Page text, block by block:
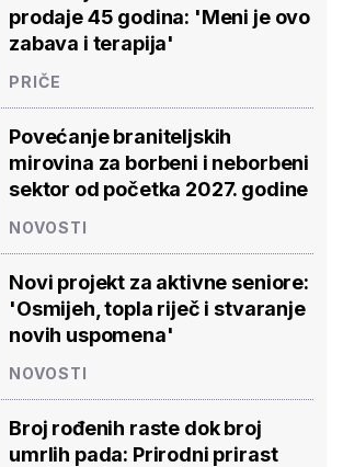
prodaje 45 godina: 'Meni je ovo
zabava i terapija'
PRIČE
Povećanje braniteljskih
mirovina za borbeni i neborbeni
sektor od početka 2027. godine
NOVOSTI
Novi projekt za aktivne seniore:
'Osmijeh, topla riječ i stvaranje
novih uspomena'
NOVOSTI
Broj rođenih raste dok broj
umrlih pada: Prirodni prirast